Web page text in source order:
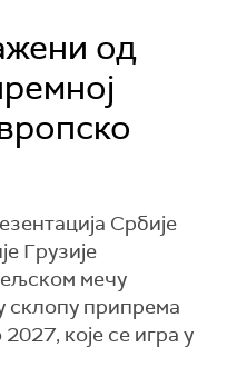
од
Србије
Грузије
мечу
склопу припрема
које се игра у